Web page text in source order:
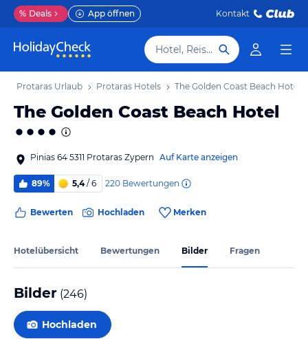
% Deals App öffnen Kontakt
Hotel, Reiseziel
Protaras Urlaub Protaras Hotels The Golden Coast Beach Hotel
The Golden Coast Beach Hotel
Pinias 64 5311 Protaras Zypern Auf Karte anzeigen
89% 5,4/ 6 220 Bewertungen
Bewerten Hochladen Merken
Hotelübersicht Bewertungen Bilder Fragen
Bilder (246)
Hochladen